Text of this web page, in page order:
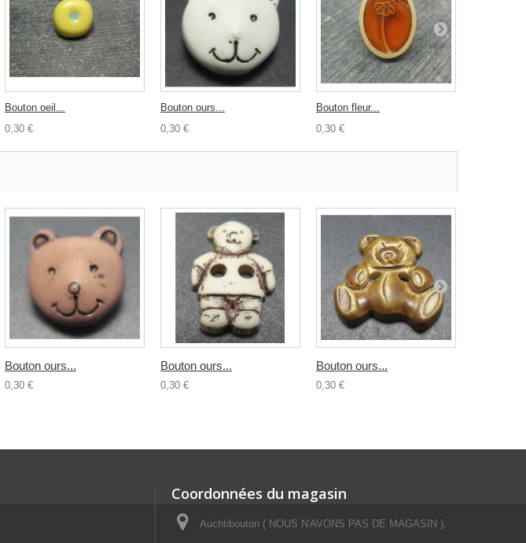
Bouton oeil...
0,30 €
Bouton ours...
0,30 €
Bouton fleur...
0,30 €
Bouton ours...
0,30 €
Bouton ours...
0,30 €
Bouton ours...
0,30 €
Coordonnées du magasin
Auchtibouton ( NOUS N'AVONS PAS DE MAGASIN ),